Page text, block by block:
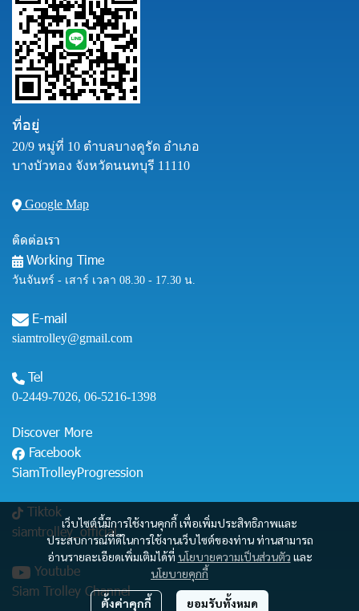
เว็บไซต์นี้มีการใช้งานคุกกี้ เพื่อเพิ่มประสิทธิภาพและ
ประสบการณ์ที่ดีในการใช้งานเว็บไซต์ของท่าน ท่านสามารถ
อ่านรายละเอียดเพิ่มเติมได้ที่ นโยบายความเป็นส่วนตัว และ
นโยบายคุกกี้
ตั้งค่าคุกกี้ ยอมรับทั้งหมด
ที่อยู่
20/9 หมู่ที่ 10 ตำบลบางคูรัด อำเภอ
บางบัวทอง จังหวัดนนทบุรี 11110
Google Map
ติดต่อเรา
Working Time
วันจันทร์ - เสาร์ เวลา 08.30 - 17.30 น.
E-mail
siamtrolley@gmail.com
Tel
0-2449-7026, 06-5216-1398
Discover More
Facebook
SiamTrolleyProgression
Tiktok
siamtrolley_official
Youtube
Siam Trolley Channel